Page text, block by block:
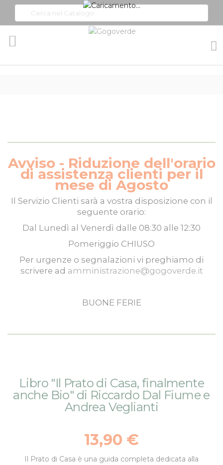
Avviso - Riduzione dell'orario
di assistenza clienti per il
mese di Agosto
Il Servizio Clienti sarà a vostra disposizione con il
seguente orario:
Dal Lunedì al Venerdì dalle 08:30 alle 12:30
Pomeriggio CHIUSO
Per urgenze o segnalazioni vi preghiamo di
scrivere ad amministrazione@gogoverde.it
BUONE FERIE
fine
all'inizio
della
Libro "Il Prato di Casa, finalmente
anche Bio" di Riccardo Dal Fiume e
Andrea Veglianti
13,90 €
Il Prato di Casa è una guida completa dedicata alla